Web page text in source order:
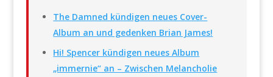
The Damned kündigen neues Cover-
Album an und gedenken Brian James!
Hi! Spencer kündigen neues Album
„immernie“ an – Zwischen Melancholie